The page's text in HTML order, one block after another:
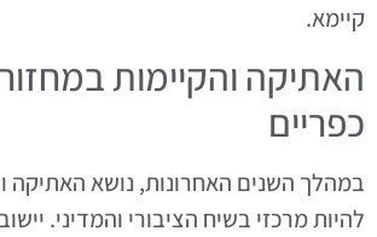
קיימא.
האתיקה והקיימות
כפריים
במהלך השנים האחרונות, נושא האתיקה
להיות מרכזי בשיח הציבורי והמדיני.